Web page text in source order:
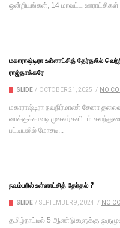
ஒன்றியங்கள், 14 மாவட்ட
மகாராஷ்டிரா உள்ளாட்சித் தேர்தலில்
ராஜ்தாக்கரே
SLIDE / OCTOBER 21, 2025 / NO
மகாராஷ்டிரா நவநிர்மாண் சேனா
வாக்குச்சாவடி முகவர்களிடம்
பட்டியலில் மோசடி...
நவம்பரில் உள்ளாட்சித் தேர்தல் ?
SLIDE / SEPTEMBER 9, 2024 / NO
தமிழ்நாட்டில் 5 ஆண்டுகளுக்கு